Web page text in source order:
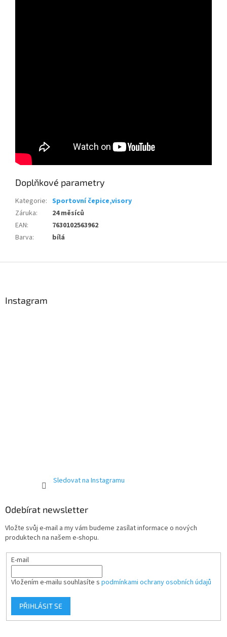
Doplňkové parametry
Kategorie: Sportovní čepice,visory
Záruka:
24 měsíců
EAN:
7630102563962
Barva: bílá
Instagram
Sledovat na Instagramu
Odebírat newsletter
Vložte svůj e-mail a my vám budeme zasílat informace o nových
produktech na našem e-shopu.
E-mail
Vložením e-mailu souhlasíte s podmínkami ochrany osobních údajů
PŘIHLÁSIT SE
Powered by chaterimo